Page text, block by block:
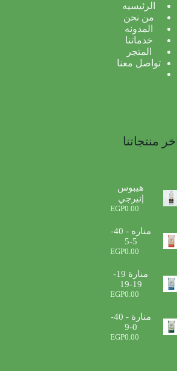
الرئيسيه
من نحن
المدونه
خدماتنا
المتجر
تواصل معنا
اخر منتجاتنا
هيبوس
إنيرجي
EGP0.00
مناره - 40-
5-5
EGP0.00
منارة 19-
19-19
EGP0.00
منارة - 40-
0-9
EGP0.00